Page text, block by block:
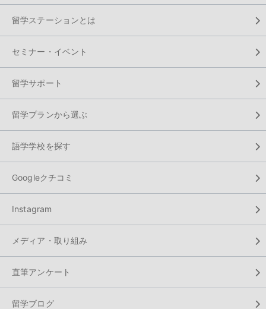
留学ステーションとは
セミナー・イベント
留学サポート
留学プランから選ぶ
語学学校を探す
Googleクチコミ
Instagram
メディア・取り組み
直筆アンケート
留学ブログ